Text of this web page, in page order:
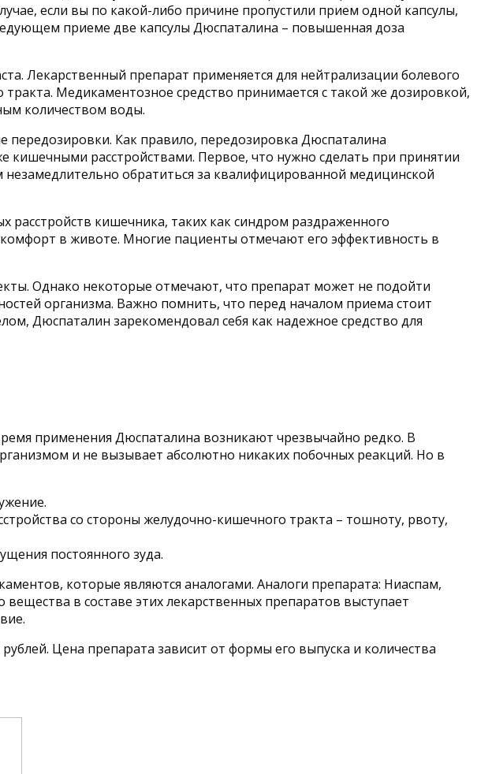
если вы по какой-либо причине пропустили прием одной капсулы,
приеме две капсулы Дюспаталина – повышенная доза
Лекарственный препарат применяется для нейтрализации болевого
Медикаментозное средство принимается с такой же дозировкой,
количеством воды.
передозировки. Как правило, передозировка Дюспаталина
расстройствами. Первое, что нужно сделать при принятии
обратиться за квалифицированной медицинской
расстройств кишечника, таких как синдром раздраженного
в животе. Многие пациенты отмечают его эффективность в
Однако некоторые отмечают, что препарат может не подойти
организма. Важно помнить, что перед началом приема стоит
Дюспаталин зарекомендовал себя как надежное средство для
применения Дюспаталина возникают чрезвычайно редко. В
и не вызывает абсолютно никаких побочных реакций. Но в
со стороны желудочно-кишечного тракта – тошноту, рвоту,
постоянного зуда.
которые являются аналогами. Аналоги препарата: Ниаспам,
в составе этих лекарственных препаратов выступает
Цена препарата зависит от формы его выпуска и количества